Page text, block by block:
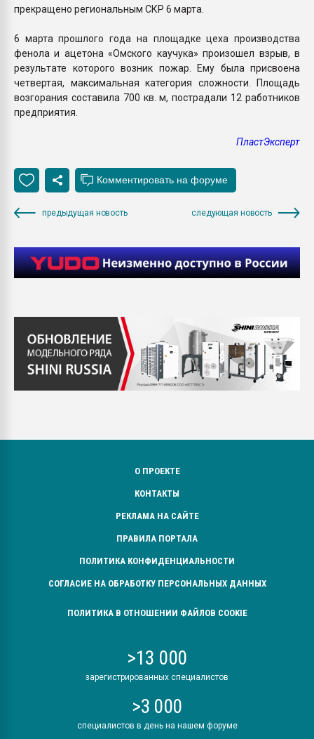
прекращено региональным СКР 6 марта.
6 марта прошлого года на площадке цеха производства
фенола и ацетона «Омского каучука» произошел взрыв, в
результате которого возник пожар. Ему была присвоена
четвертая, максимальная категория сложности. Площадь
возгорания составила 700 кв. м, пострадали 12 работников
предприятия.
ПластЭксперт
предыдущая новость следующая новость
О ПРОЕКТЕ
КОНТАКТЫ
РЕКЛАМА НА САЙТЕ
ПРАВИЛА ПОРТАЛА
ПОЛИТИКА КОНФИДЕНЦИАЛЬНОСТИ
СОГЛАСИЕ НА ОБРАБОТКУ ПЕРСОНАЛЬНЫХ ДАННЫХ
ПОЛИТИКА В ОТНОШЕНИИ ФАЙЛОВ COOKIE
>13 000
зарегистрированных специалистов
>3 000
специалистов в день на нашем форуме